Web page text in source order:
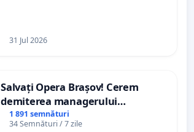
31 Jul 2026
Salvați Opera Brașov! Cerem
demiterea managerului
interimar, Petrean Lucian-Marius!
1 891 semnături
34 Semnături / 7 zile